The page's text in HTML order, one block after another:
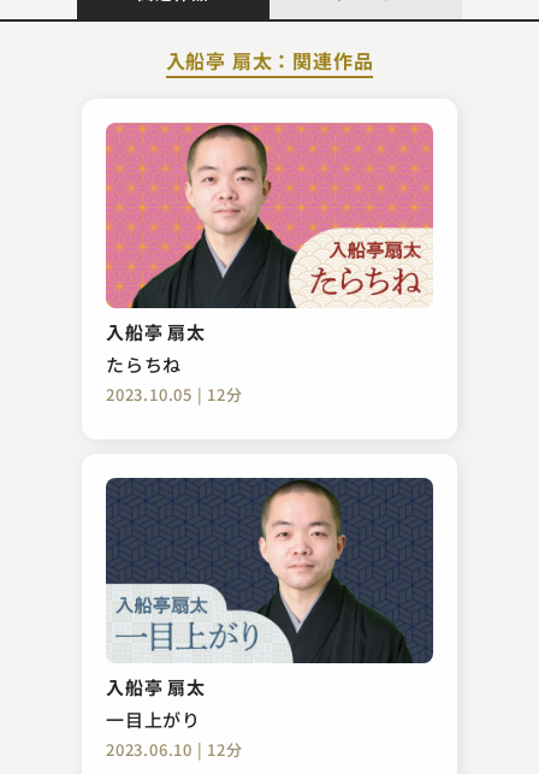
入船亭 扇太：関連作品
入船亭 扇太
たらちね
2023.10.05 | 12分
入船亭 扇太
一目上がり
2023.06.10 | 12分
柳家 さん福
子ほめ
2023.02.08 | 13分
林家けい木（現：林家木久彦）
やかん
2023.04.27 | 13分